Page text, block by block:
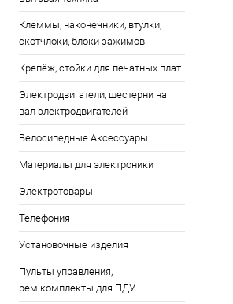
Клеммы, наконечники, втулки,
скотчлоки, блоки зажимов
Крепёж, стойки для печатных плат
Электродвигатели, шестерни на
вал электродвигателей
Велосипедные Аксессуары
Материалы для электроники
Электротовары
Телефония
Установочные изделия
Пульты управления,
рем.комплекты для ПДУ